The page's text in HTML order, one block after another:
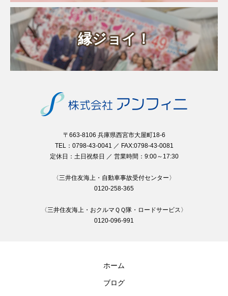
縁ジョイ！
〒663-8106 兵庫県西宮市大屋町18-6
TEL：0798-43-0041 ／ FAX:0798-43-0081
定休日：土日祝祭日 ／ 営業時間：9:00～17:30
〈三井住友海上・自動車事故受付センター〉
0120-258-365
〈三井住友海上・おクルマＱＱ隊・ロードサービス〉
0120-096-991
ホーム
ブログ